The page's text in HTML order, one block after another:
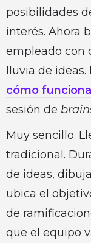
posibilidades
interés. Ahora
empleado con
lluvia de ideas.
cómo
sesión de
Muy sencillo.
tradicional.
de ideas,
ubica el
de
que el equipo